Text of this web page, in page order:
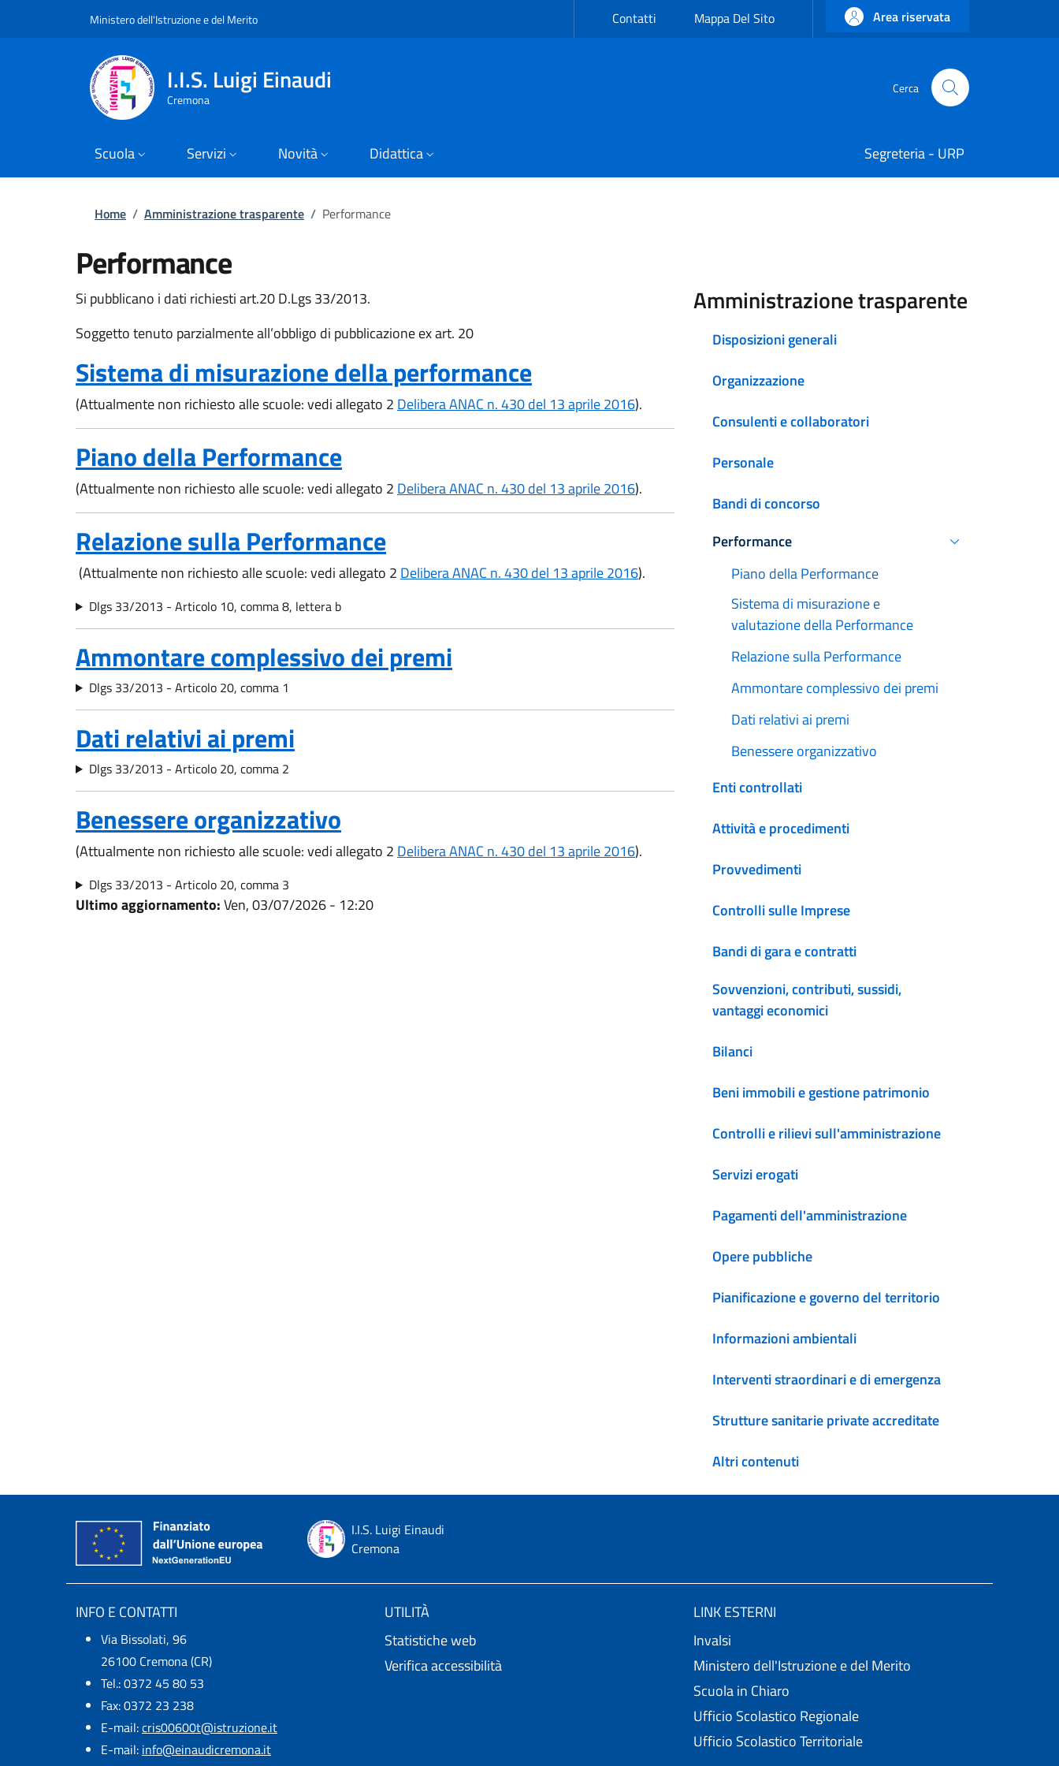
Ministero dell'Istruzione e del MeritoSlim top Contatti Mappa Del Sito Area riservata
I.I.S. Luigi Einaudi
Cremona
Cerca
Cerca
Scuola Servizi Novità Didattica Segreteria - URP
Briciole di pane
Home / Amministrazione trasparente / Performance
Performance
Si pubblicano i dati richiesti art.20 D.Lgs 33/2013.
Soggetto tenuto parzialmente all’obbligo di pubblicazione ex art. 20
Sistema di misurazione della performance
(Attualmente non richiesto alle scuole: vedi allegato 2 Delibera ANAC n. 430 del 13 aprile 2016).
Piano della Performance
(Attualmente non richiesto alle scuole: vedi allegato 2 Delibera ANAC n. 430 del 13 aprile 2016).
Relazione sulla Performance
(Attualmente non richiesto alle scuole: vedi allegato 2 Delibera ANAC n. 430 del 13 aprile 2016).
Dlgs 33/2013 - Articolo 10, comma 8, lettera b
Ammontare complessivo dei premi
Dlgs 33/2013 - Articolo 20, comma 1
Dati relativi ai premi
Dlgs 33/2013 - Articolo 20, comma 2
Benessere organizzativo
(Attualmente non richiesto alle scuole: vedi allegato 2 Delibera ANAC n. 430 del 13 aprile 2016).
Dlgs 33/2013 - Articolo 20, comma 3
Ultimo aggiornamento:Ven, 03/07/2026 - 12:20
Amministrazione trasparente
Disposizioni generali
Organizzazione
Consulenti e collaboratori
Personale
Bandi di concorso
Performance
Attivo
Piano della Performance
Sistema di misurazione e
valutazione della Performance
Relazione sulla Performance
Ammontare complessivo dei premi
Dati relativi ai premi
Benessere organizzativo
Enti controllati
Attività e procedimenti
Provvedimenti
Controlli sulle Imprese
Bandi di gara e contratti
Sovvenzioni, contributi, sussidi,
vantaggi economici
Bilanci
Beni immobili e gestione patrimonio
Controlli e rilievi sull'amministrazione
Servizi erogati
Pagamenti dell'amministrazione
Opere pubbliche
Pianificazione e governo del territorio
Informazioni ambientali
Interventi straordinari e di emergenza
Strutture sanitarie private accreditate
Altri contenuti
I.I.S. Luigi Einaudi
Cremona
INFO E CONTATTI
Via Bissolati, 96
26100 Cremona (CR)
Tel.: 0372 45 80 53
Fax: 0372 23 238
E-mail:cris00600t@istruzione.it
E-mail:​ info@einaudicremona.it
UTILITÀ
Statistiche web
Verifica accessibilità
LINK ESTERNI
Invalsi
Ministero dell'Istruzione e del Merito
Scuola in Chiaro
Ufficio Scolastico Regionale
Ufficio Scolastico Territoriale